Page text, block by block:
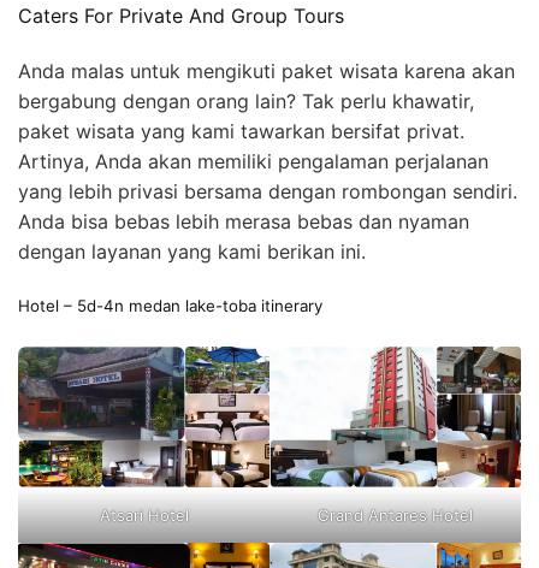
Caters For Private And Group Tours
Anda malas untuk mengikuti paket wisata karena akan
bergabung dengan orang lain? Tak perlu khawatir,
paket wisata yang kami tawarkan bersifat privat.
Artinya, Anda akan memiliki pengalaman perjalanan
yang lebih privasi bersama dengan rombongan sendiri.
Anda bisa bebas lebih merasa bebas dan nyaman
dengan layanan yang kami berikan ini.
Hotel – 5d-4n medan lake-toba itinerary
Atsari Hotel Grand Antares Hotel